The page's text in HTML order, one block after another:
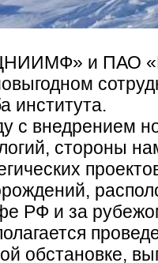
и ПАО
института.
с внедрением
стороны
РФ и за
обстановке,